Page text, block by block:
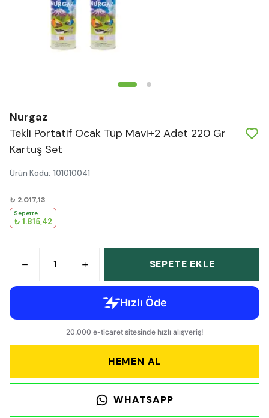
Nurgaz
Tekli Portatif Ocak Tüp Mavi+2 Adet 220 Gr
Kartuş Set
Ürün Kodu: 101010041
₺ 2.017,13
Sepette
₺ 1.815,42
SEPETE EKLE
HEMEN AL
WHATSAPP